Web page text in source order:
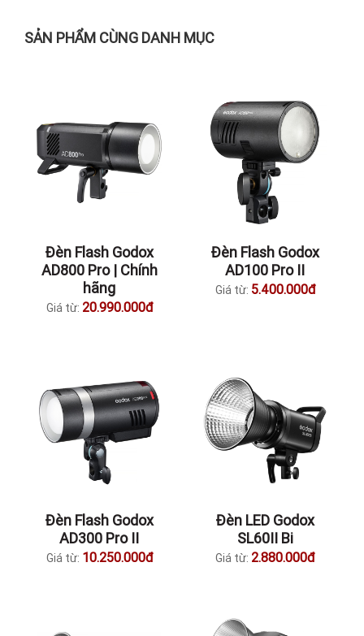
SẢN PHẨM CÙNG DANH MỤC
Đèn Flash Godox
AD800 Pro | Chính
hãng
Giá từ: 20.990.000đ
Đèn Flash Godox
AD100 Pro II
Giá từ: 5.400.000đ
Đèn Flash Godox
AD300 Pro II
Giá từ: 10.250.000đ
Đèn LED Godox
SL60II Bi
Giá từ: 2.880.000đ